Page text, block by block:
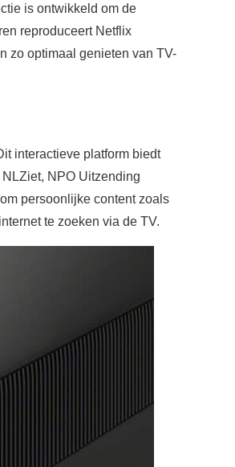
is ontwikkeld om de
reproduceert Netflix
zo optimaal genieten van TV-
interactieve platform biedt
NPO Uitzending
persoonlijke content zoals
te zoeken via de TV.